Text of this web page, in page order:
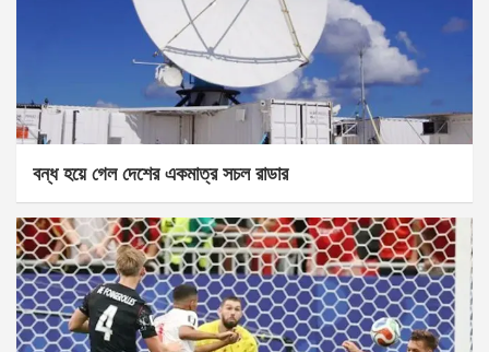
বন্ধ হয়ে গেল দেশের একমাত্র সচল রাডার